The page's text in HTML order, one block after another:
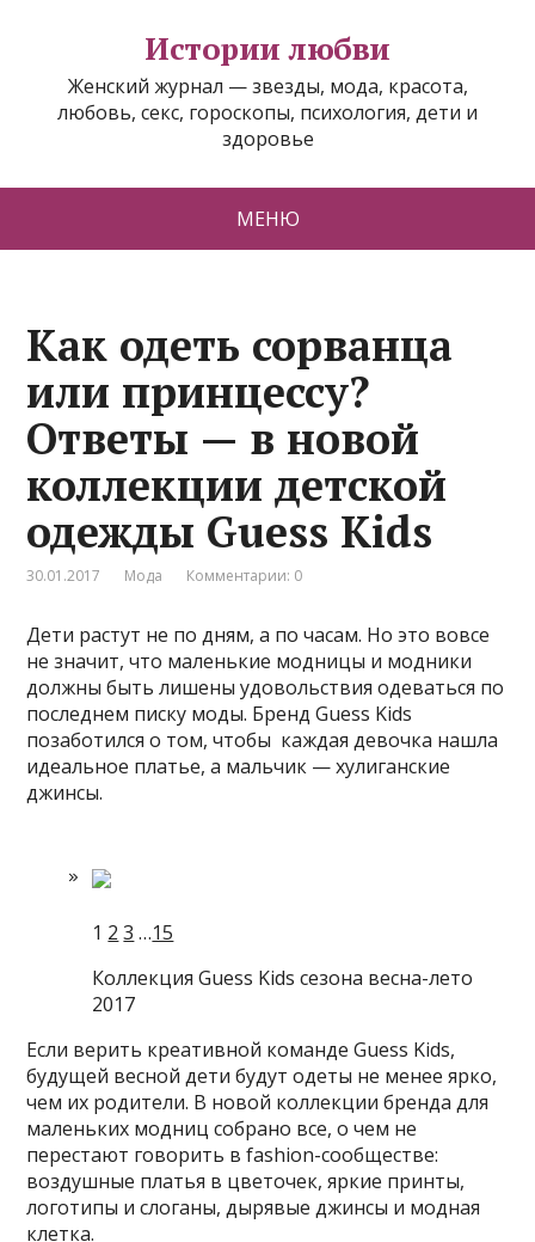
Истории любви
Женский журнал — звезды, мода, красота,
любовь, секс, гороскопы, психология, дети и
здоровье
МЕНЮ
Как одеть сорванца
или принцессу?
Ответы — в новой
коллекции детской
одежды Guess Kids
30.01.2017 Мода Комментарии: 0
Дети растут не по дням, а по часам. Но это вовсе
не значит, что маленькие модницы и модники
должны быть лишены удовольствия одеваться по
последнем писку моды. Бренд Guess Kids
позаботился о том, чтобы каждая девочка нашла
идеальное платье, а мальчик — хулиганские
джинсы.
1 2 3 …15
Коллекция Guess Kids сезона весна-лето
2017
Если верить креативной команде Guess Kids,
будущей весной дети будут одеты не менее ярко,
чем их родители. В новой коллекции бренда для
маленьких модниц собрано все, о чем не
перестают говорить в fashion-сообществе:
воздушные платья в цветочек, яркие принты,
логотипы и слоганы, дырявые джинсы и модная
клетка.